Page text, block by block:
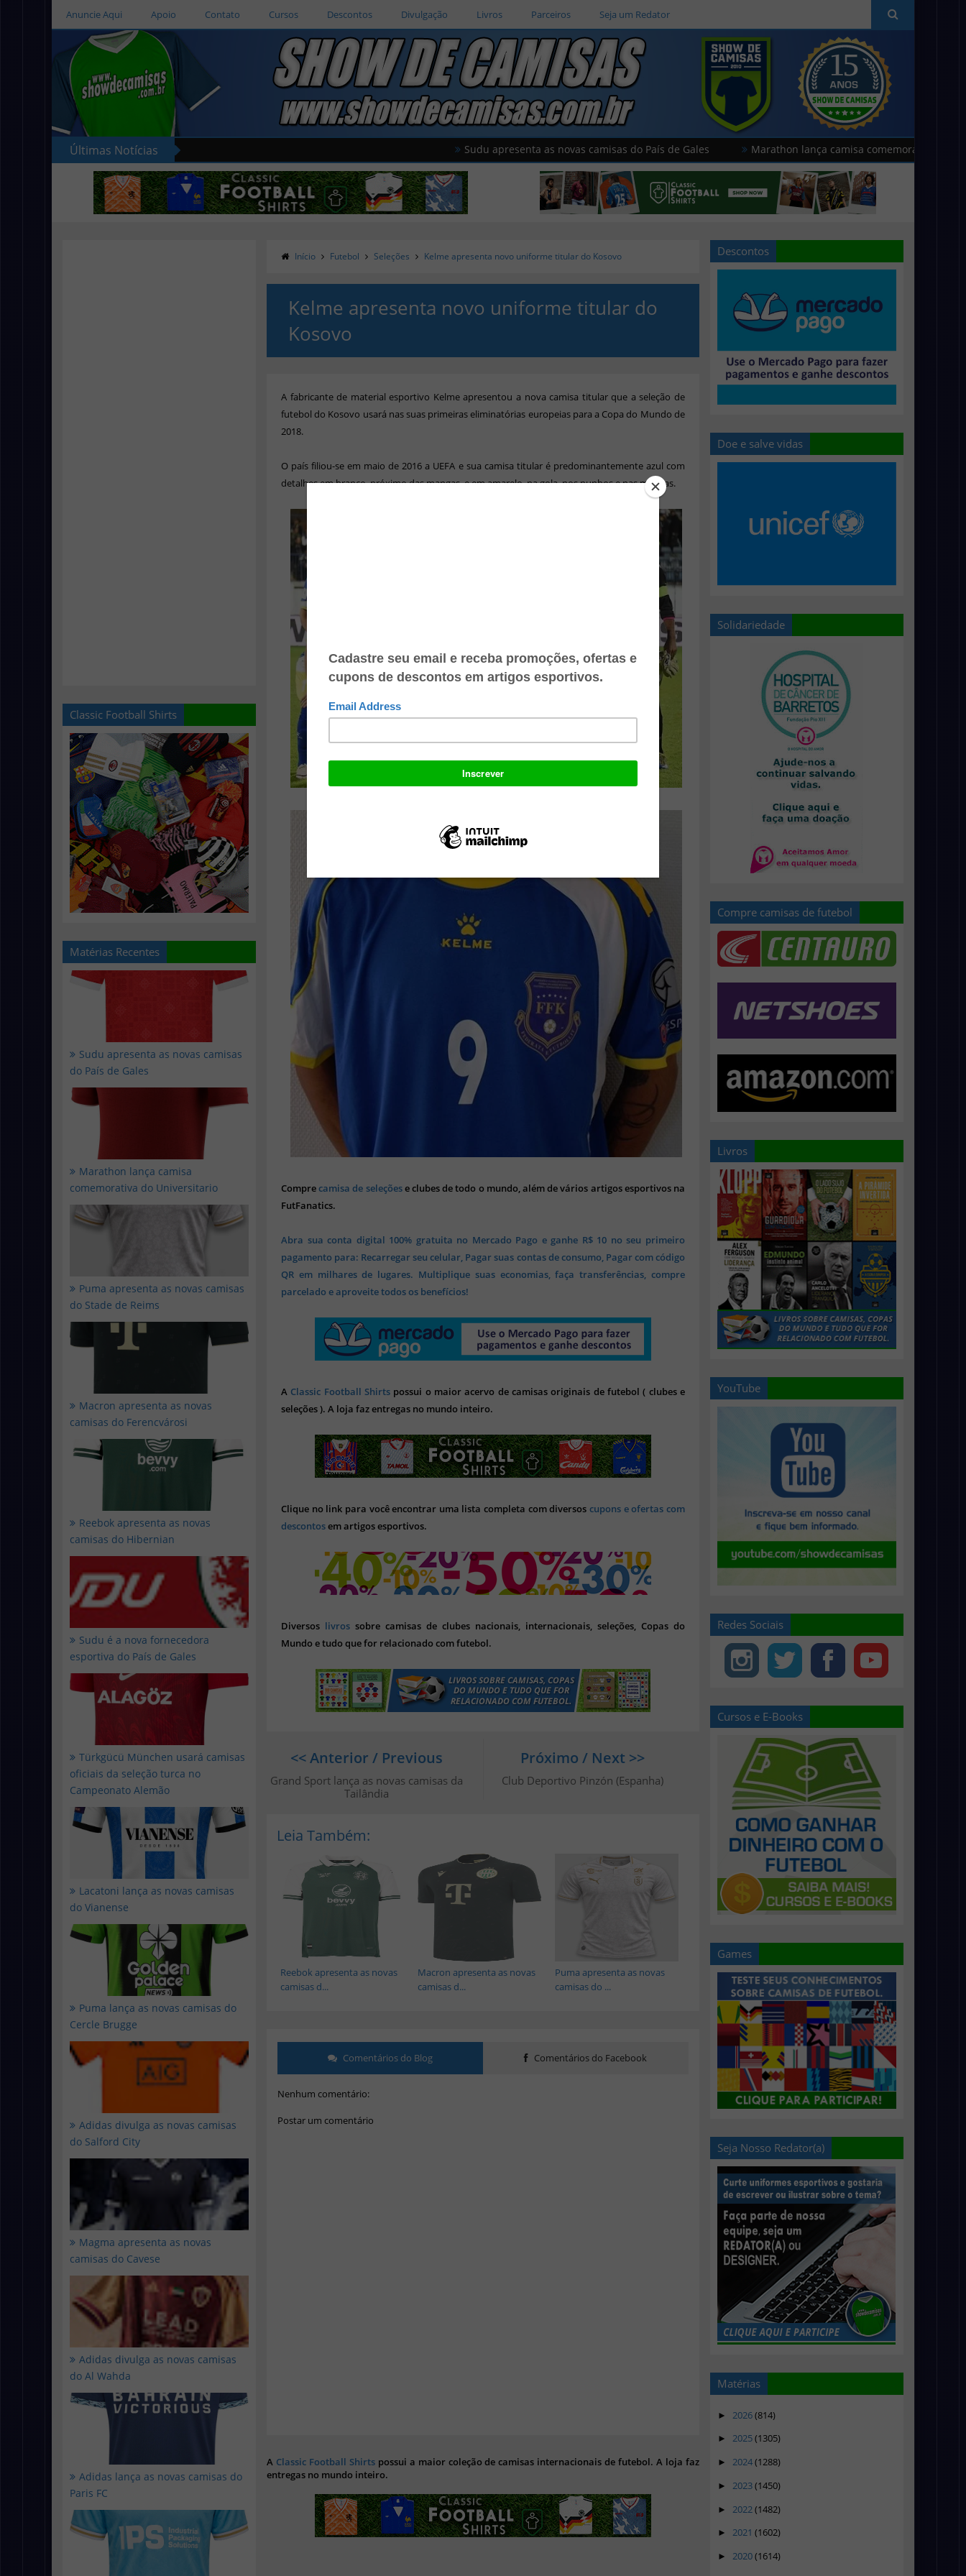
Anuncie Aqui Apoio Contato Cursos Descontos Divulgação Livros Parceiros Seja um Redator
Últimas Notícias Sudu apresenta as novas camisas do País de Gales Marathon lança camisa comemorativa do Universitario
Classic Football Shirts
Matérias Recentes
Sudu apresenta as novas camisas
do País de Gales
Marathon lança camisa
comemorativa do Universitario
Puma apresenta as novas camisas
do Stade de Reims
Macron apresenta as novas
camisas do Ferencvárosi
Reebok apresenta as novas
camisas do Hibernian
Sudu é a nova fornecedora
esportiva do País de Gales
Türkgücü München usará camisas
oficiais da seleção turca no
Campeonato Alemão
Lacatoni lança as novas camisas
do Vianense
Puma lança as novas camisas do
Cercle Brugge
Adidas divulga as novas camisas
do Salford City
Magma apresenta as novas
camisas do Cavese
Adidas divulga as novas camisas
do Al Wahda
Adidas lança as novas camisas do
Paris FC
Início Futebol Seleções Kelme apresenta novo uniforme titular do Kosovo
Kelme apresenta novo uniforme titular do
Kosovo
A fabricante de material esportivo Kelme apresentou a nova camisa titular que a seleção de
futebol do Kosovo usará nas suas primeiras eliminatórias europeias para a Copa do Mundo de
2018.
O país filiou-se em maio de 2016 a UEFA e sua camisa titular é predominantemente azul com
detalhes em branco, próximo das mangas, e em amarelo, na gola, nos punhos e nas mangas.
Comprecamisa de seleçõese clubes de todo o mundo, além de vários artigos esportivos na
FutFanatics.
Abra sua conta digital 100% gratuita no Mercado Pago e ganhe R$ 10 no seu primeiro
pagamento para: Recarregar seu celular, Pagar suas contas de consumo, Pagar com código
QR em milhares de lugares. Multiplique suas economias, faça transferências, compre
parcelado e aproveite todos os benefícios!
A Classic Football Shirts possui o maior acervo de camisas originais de futebol ( clubes e
seleções ). A loja faz entregas no mundo inteiro.
Clique no link para você encontrar uma lista completa com diversoscupons e ofertas com
descontosem artigos esportivos.
Diversos livros sobre camisas de clubes nacionais, internacionais, seleções, Copas do
Mundo e tudo que for relacionado com futebol.
Próximo / Next >>
Club Deportivo Pinzón (Espanha)
<< Anterior / Previous
Grand Sport lança as novas camisas da
Tailândia
Leia Também:
Puma apresenta as novas
camisas do ...
Macron apresenta as novas
camisas d...
Reebok apresenta as novas
camisas d...
Comentários do Blog Comentários do Facebook
Nenhum comentário:
Postar um comentário
A Classic Football Shirts possui a maior coleção de camisas internacionais de futebol. A loja faz
entregas no mundo inteiro.
Descontos
Doe e salve vidas
Solidariedade
Compre camisas de futebol
Livros
YouTube
Redes Sociais
Cursos e E-Books
Games
Seja Nosso Redator(a)
Matérias
► 2026(814)
► 2025(1305)
► 2024(1288)
► 2023(1450)
► 2022(1482)
► 2021 (1602)
► 2020(1614)